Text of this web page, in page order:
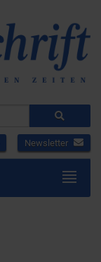
Newsletter